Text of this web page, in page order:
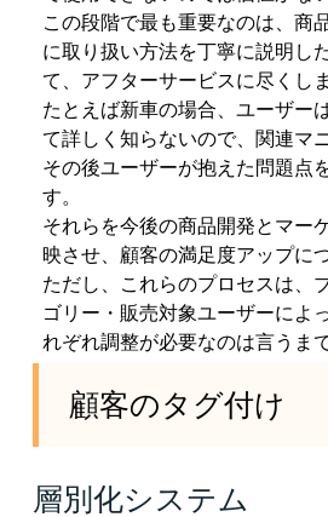
この段階で最も重要なのは、商
に取り扱い方法を丁寧に説明し
て、アフターサービスに尽くしま
たとえば新車の場合、ユーザー
て詳しく知らないので、関連マ
その後ユーザーが抱えた問題点
す。
それらを今後の商品開発とマー
映させ、顧客の満足度アップに
ただし、これらのプロセスは、
ゴリー・販売対象ユーザーによ
れぞれ調整が必要なのは言うま
顧客のタグ付け
層別化システム